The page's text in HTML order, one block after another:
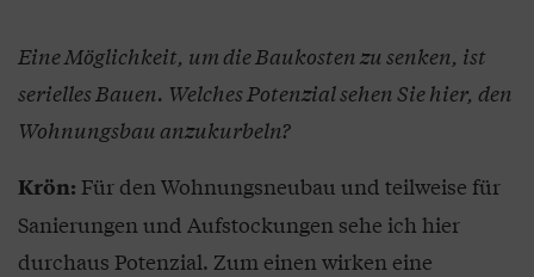
Eine Möglichkeit, um die Baukosten zu senken, ist
serielles Bauen. Welches Potenzial sehen Sie hier, den
Wohnungsbau anzukurbeln?
Krön: Für den Wohnungsneubau und teilweise für
Sanierungen und Aufstockungen sehe ich hier
durchaus Potenzial. Zum einen wirken eine